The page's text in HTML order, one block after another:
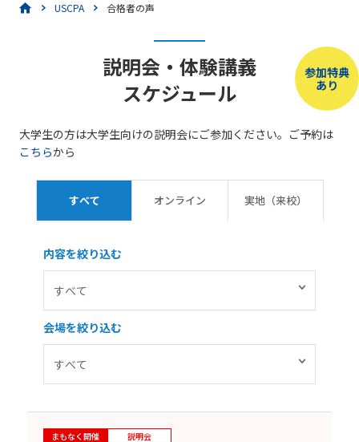
USCPA 合格者の声
参加特典
あり
説明会・体験講義
スケジュール
大学生の方は大学生向けの説明会にご参加ください。ご予約は
こちらから
すべて オンライン 実地（来校）
内容を絞り込む
会場を絞り込む
まもなく開催 説明会